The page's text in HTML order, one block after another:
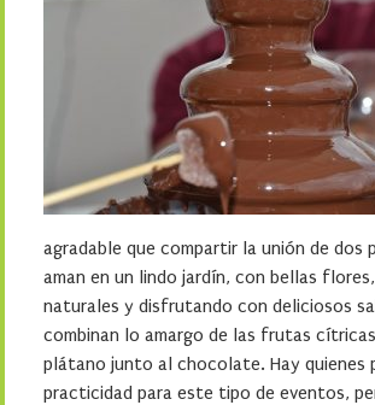
agradable que compartir la unión de dos
aman en un lindo jardín, con bellas
naturales y disfrutando con deliciosos
combinan lo amargo de las frutas
plátano junto al chocolate. Hay quienes
practicidad para este tipo de eventos,